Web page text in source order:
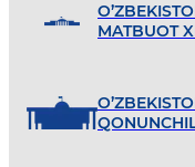
MATBUOT